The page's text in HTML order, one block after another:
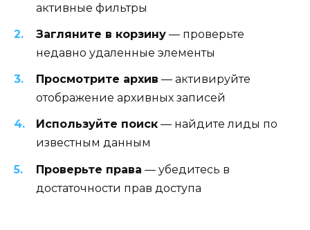
активные фильтры
Загляните в корзину — проверьте
недавно удаленные элементы
Просмотрите архив — активируйте
отображение архивных записей
Используйте поиск — найдите лиды по
известным данным
Проверьте права — убедитесь в
достаточности прав доступа